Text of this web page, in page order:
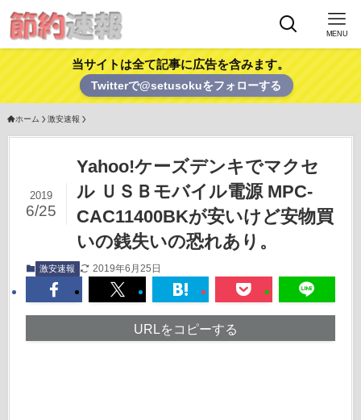
MENU
当サイトは全て記事に広告を含みます。
Twitterで@setusokuをフォローする
ホーム 激安速報
Yahoo!ケーズデンキでマクセ
ル ＵＳＢモバイル電源 MPC-
CAC11400BKが安いけど安物買
いの銭失いの恐れあり。
2019
6/25
激安速報 2019年6月25日
URLをコピーする